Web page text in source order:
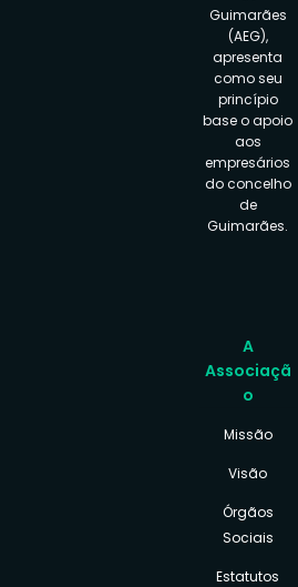
Guimarães
(AEG),
apresenta
como seu
princípio
base o apoio
aos
empresários
do concelho
de
Guimarães.
A
Associaçã
o
Missão
Visão
Órgãos
Sociais
Estatutos